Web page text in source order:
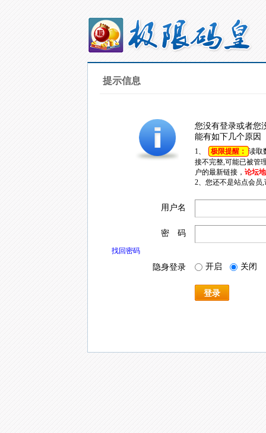
提示信息
您没有登录或者您
能有如下几个原因
1、 极限提醒： 读取
接不完整,可能已被管
户的最新链接， 论坛
2、您还不是站点会员
用户名
密 码
找回密码
隐身登录 开启 关闭
登录